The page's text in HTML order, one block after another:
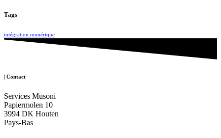
Tags
intégration numérique
| Contact
Services Musoni
Papiermolen 10
3994 DK Houten
Pays-Bas